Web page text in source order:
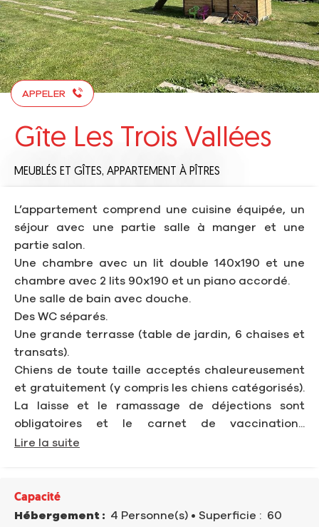
APPELER
Gîte Les Trois Vallées
MEUBLÉS ET GÎTES, APPARTEMENT À PÎTRES
L’appartement comprend une cuisine équipée, un
séjour avec une partie salle à manger et une
partie salon.
Une chambre avec un lit double 140x190 et une
chambre avec 2 lits 90x190 et un piano accordé.
Une salle de bain avec douche.
Des WC séparés.
Une grande terrasse (table de jardin, 6 chaises et
transats).
Chiens de toute taille acceptés chaleureusement
et gratuitement (y compris les chiens catégorisés).
La laisse et le ramassage de déjections sont
obligatoires et le carnet de vaccination...
Lire la suite
Capacité
Hébergement : 4 Personne(s) • Superficie : 60